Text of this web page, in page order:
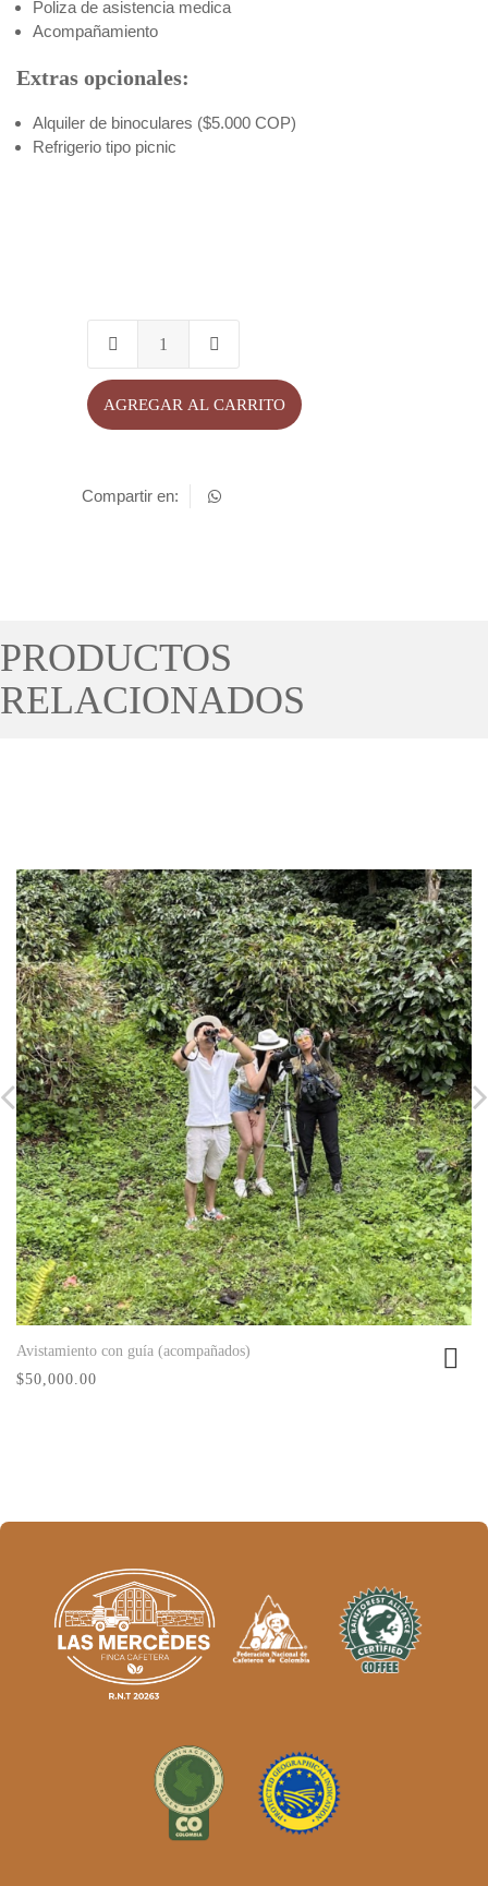
Poliza de asistencia medica
Acompañamiento
Extras opcionales:
Alquiler de binoculares ($5.000 COP)
Refrigerio tipo picnic
AGREGAR AL CARRITO
Compartir en:
PRODUCTOS
RELACIONADOS
Ver producto
Avistamiento con guía (acompañados)
$50,000.00